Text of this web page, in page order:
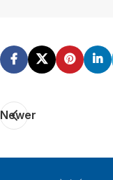
Newer